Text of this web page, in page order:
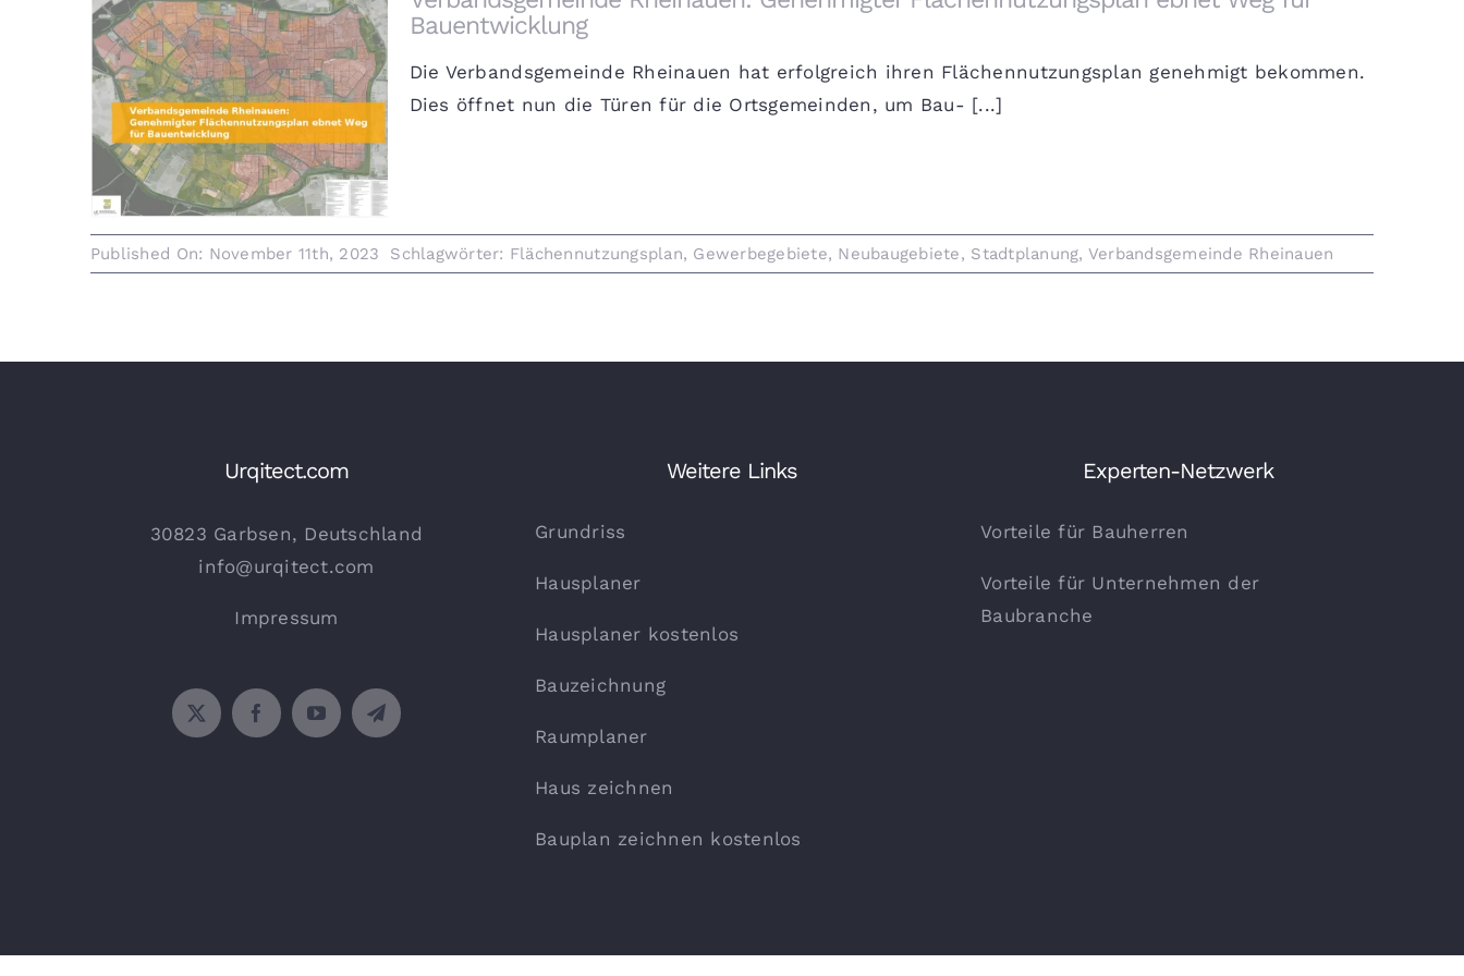
Verbandsgemeinde Rheinauen:
Genehmigter
Flächennutzungsplan ebnet
Weg für Bauentwicklung
Bauentwicklung
Die Verbandsgemeinde Rheinauen hat erfolgreich ihren Flächennutzungsplan genehmigt bekommen.
Dies öffnet nun die Türen für die Ortsgemeinden, um Bau- [...]
Published On: November 11th, 2023 Schlagwörter: Flächennutzungsplan, Gewerbegebiete, Neubaugebiete, Stadtplanung, Verbandsgemeinde Rheinauen
Urqitect.com
30823 Garbsen, Deutschland
info@urqitect.com
Impressum
Weitere Links
Grundriss
Hausplaner
Hausplaner kostenlos
Bauzeichnung
Raumplaner
Haus zeichnen
Bauplan zeichnen kostenlos
Experten-Netzwerk
Vorteile für Bauherren
Vorteile für Unternehmen der
Baubranche